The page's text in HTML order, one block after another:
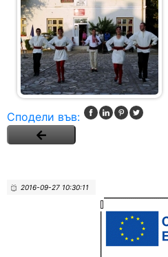
Сподели във:
2016-09-27 10:30:11